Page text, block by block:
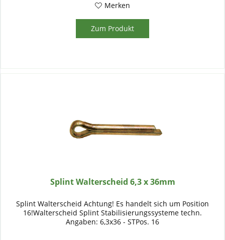
Merken
Zum Produkt
Splint Walterscheid 6,3 x 36mm
Splint Walterscheid Achtung! Es handelt sich um Position
16!Walterscheid Splint Stabilisierungssysteme techn.
Angaben: 6,3x36 - STPos. 16